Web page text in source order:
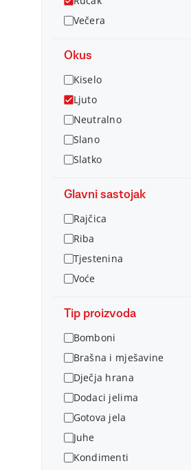
Večera
Okus
Kiselo
Ljuto
Neutralno
Slano
Slatko
Glavni sastojak
Rajčica
Riba
Tjestenina
Voće
Tip proizvoda
Bomboni
Brašna i mješavine
Dječja hrana
Dodaci jelima
Gotova jela
Juhe
Kondimenti